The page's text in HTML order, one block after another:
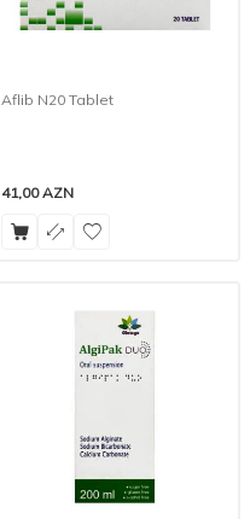
Aflib N20 Tablet
41,00AZN